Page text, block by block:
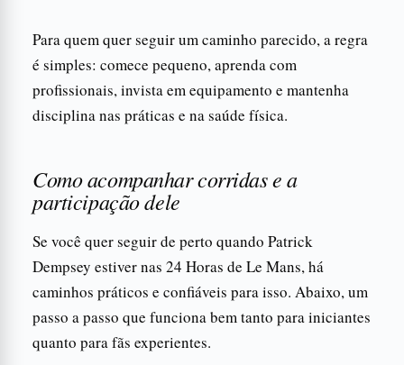
Para quem quer seguir um caminho parecido, a regra
é simples: comece pequeno, aprenda com
profissionais, invista em equipamento e mantenha
disciplina nas práticas e na saúde física.
Como acompanhar corridas e a
participação dele
Se você quer seguir de perto quando Patrick
Dempsey estiver nas 24 Horas de Le Mans, há
caminhos práticos e confiáveis para isso. Abaixo, um
passo a passo que funciona bem tanto para iniciantes
quanto para fãs experientes.